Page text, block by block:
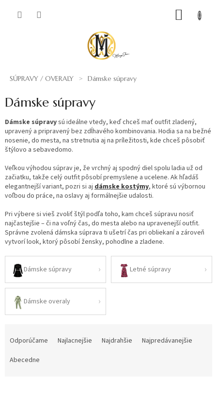
SÚPRAVY / OVERALY Dámske súpravy
Dámske súpravy
Dámske súpravysú ideálne vtedy, keď chceš mať outfit zladený,
upravený a pripravený bez zdĺhavého kombinovania. Hodia sa na bežné
nosenie, do mesta, na stretnutia aj na príležitosti, kde chceš pôsobiť
štýlovo a sebavedomo.
Veľkou výhodou súprav je, že vrchný aj spodný diel spolu ladia už od
začiatku, takže celý outfit pôsobí premyslene a ucelene. Ak hľadáš
elegantnejší variant, pozri si aj dámske kostýmy, ktoré sú výbornou
voľbou do práce, na oslavy aj formálnejšie udalosti.
Pri výbere si vieš zvoliť štýl podľa toho, kam chceš súpravu nosiť
najčastejšie – či na voľný čas, do mesta alebo na upravenejší outfit.
Správne zvolená dámska súprava ti ušetrí čas pri obliekaní a zároveň
vytvorí look, ktorý pôsobí žensky, pohodlne a zladene.
Dámske súpravy Letné súpravy
Dámske overaly
Odporúčame Najlacnejšie Najdrahšie
Najpredávanejšie
Abecedne